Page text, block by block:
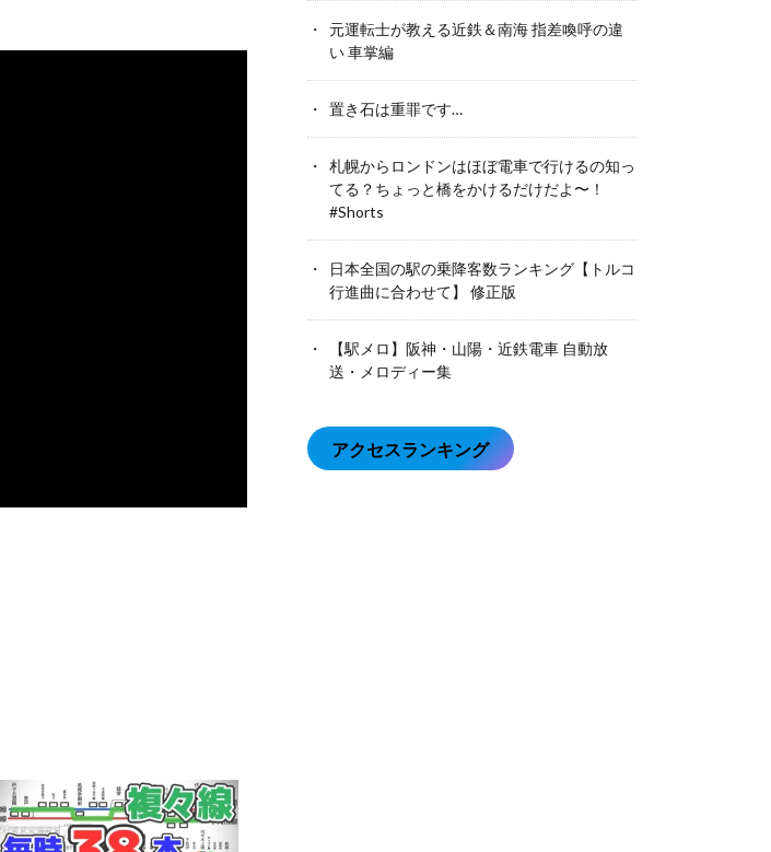
元運転士が教える近鉄＆南海 指差喚呼の違
い 車掌編
置き石は重罪です…
札幌からロンドンはほぼ電車で行けるの知っ
てる？ちょっと橋をかけるだけだよ〜！
#Shorts
日本全国の駅の乗降客数ランキング【トルコ
行進曲に合わせて】 修正版
【駅メロ】阪神・山陽・近鉄電車 自動放
送・メロディー集
アクセスランキング